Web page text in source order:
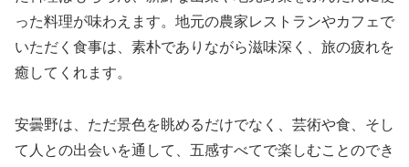
った料理が味わえます。地元の農家レストランやカフェで
いただく食事は、素朴でありながら滋味深く、旅の疲れを
癒してくれます。
安曇野は、ただ景色を眺めるだけでなく、芸術や食、そし
て人との出会いを通して、五感すべてで楽しむことのでき